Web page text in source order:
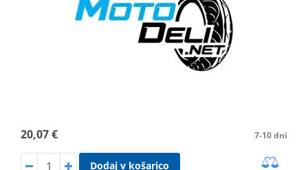
20,07 € 7-10 dni
Dodaj v košarico